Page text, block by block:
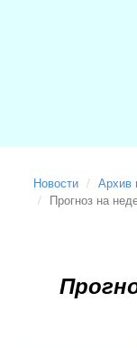
Новости
Архив
Прогноз на